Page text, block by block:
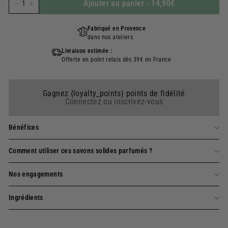
Ajouter au panier - 14,90€
Fabriqué en Provence
dans nos ateliers
Livraison estimée :
Offerte en point relais dès 39€ en France
Gagnez {loyalty_points} points de fidélité
Connectez ou inscrivez-vous
Bénéfices
Comment utiliser ces savons solides parfumés ?
Nos engagements
Ingrédients